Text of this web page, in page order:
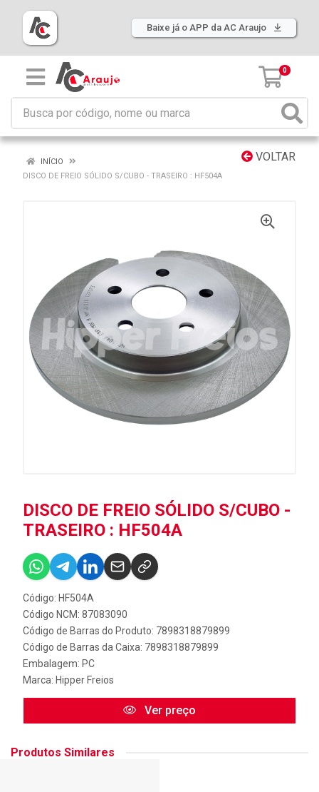
Baixe já o APP da AC Araujo
0
VOLTAR
INÍCIO
DISCO DE FREIO SÓLIDO S/CUBO - TRASEIRO : HF504A
DISCO DE FREIO SÓLIDO S/CUBO -
TRASEIRO : HF504A
Código: HF504A
Código NCM: 87083090
Código de Barras do Produto: 7898318879899
Código de Barras da Caixa: 7898318879899
Embalagem: PC
Marca: Hipper Freios
Ver preço
Produtos Similares